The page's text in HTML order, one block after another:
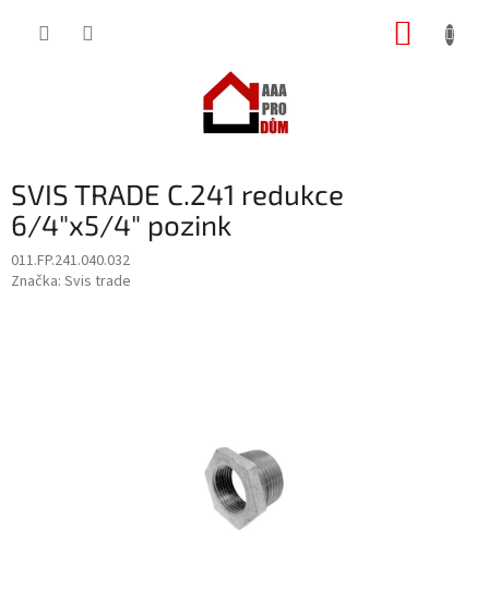
SVIS TRADE C.241 redukce
6/4"x5/4" pozink
011.FP.241.040.032
Značka: Svis trade